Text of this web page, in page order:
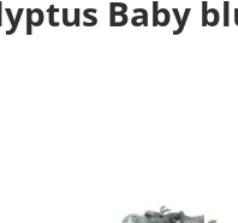
Baby